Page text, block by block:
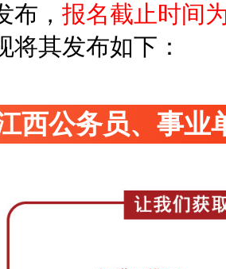
布， 报名截止时间
将其发布如下：
西公务员、事业